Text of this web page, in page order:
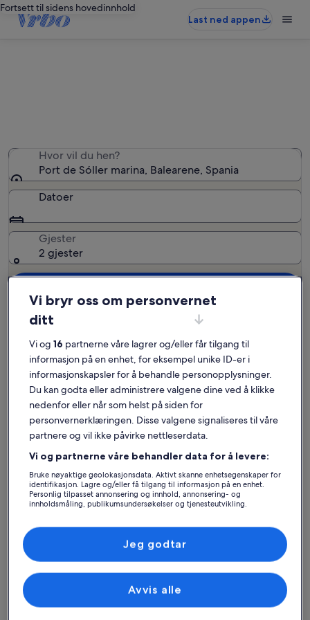
Fortsett til sidens hovedinnhold
Last ned appen
Hvor vil du hen?
Port de Sóller marina, Balearene, Spania
Datoer
Gjester
2 gjester
Port de Sóller Ferieboliger nær Port de Sóller marina
Ta en titt på utvalget vårt av ferieboliger i nærheten av Port de Sóller
marina, som kan være midt i blinken for deg. Uansett om du skal på
ferie med familie eller venner, har våre ferieboliger fasilitetene du
setter pris på når du er på reise, som parkering og peis. Uansett hva
du ser etter, finner du garantert noe for hele gjengen – for
eksempel et røykfritt overnattingssted med
tilgjengelighetstilpasninger.
Finn det rette stedet for deg
Søk etter hus Søk etter leiligheter søk etter
Vi bryr oss om personvernet
ditt
Vi og 16 partnerne våre lagrer og/eller får tilgang til
informasjon på en enhet, for eksempel unike ID-er i
informasjonskapsler for å behandle personopplysninger.
Du kan godta eller administrere valgene dine ved å klikke
nedenfor eller når som helst på siden for
personvernerklæringen. Disse valgene signaliseres til våre
partnere og vil ikke påvirke nettleserdata.
Vi og partnerne våre behandler data for å levere:
Bruke nøyaktige geolokasjonsdata. Aktivt skanne enhetsegenskaper for
identifikasjon. Lagre og/eller få tilgang til informasjon på en enhet.
Personlig tilpasset annonsering og innhold, annonsering- og
innholdsmåling, publikumsundersøkelser og tjenesteutvikling.
Avvis alle
Jeg godtar